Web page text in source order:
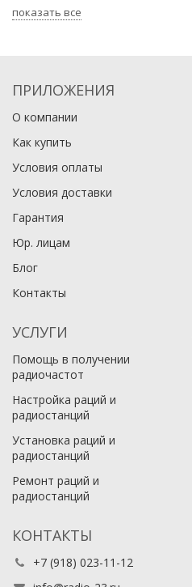
В корзину
показать все
ПРИЛОЖЕНИЯ
О компании
Как купить
Условия оплаты
Условия доставки
Гарантия
Юр. лицам​
Блог
Контакты
УСЛУГИ
Помощь в получении
радиочастот
Настройка раций и
радиостанций
Установка раций и
радиостанций
Ремонт раций и
радиостанций
КОНТАКТЫ
+7 (918) 023-11-12